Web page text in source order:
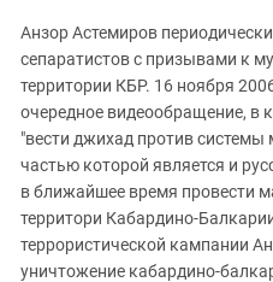
Анзор Астемиров
сепаратистов с призывами к
территории КБР. 16 ноября
очередное видеообращение, в
"вести джихад против
частью которой является и
в ближайшее время провести
территори Кабардино-
террористической кампании
уничтожение кабардино-